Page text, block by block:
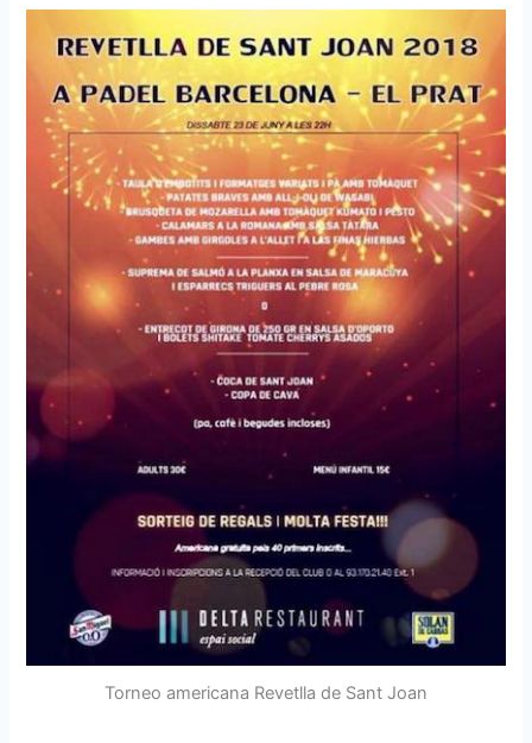
Torneo americana Revetlla de Sant Joan